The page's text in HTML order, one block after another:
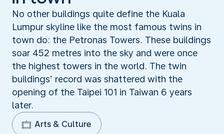
No other buildings quite define the Kuala
Lumpur skyline like the most famous twins in
town do: the Petronas Towers. These buildings
soar 452 metres into the sky and were once
the highest towers in the world. The twin
buildings’ record was shattered with the
opening of the Taipei 101 in Taiwan 6 years
later.
Arts & Culture